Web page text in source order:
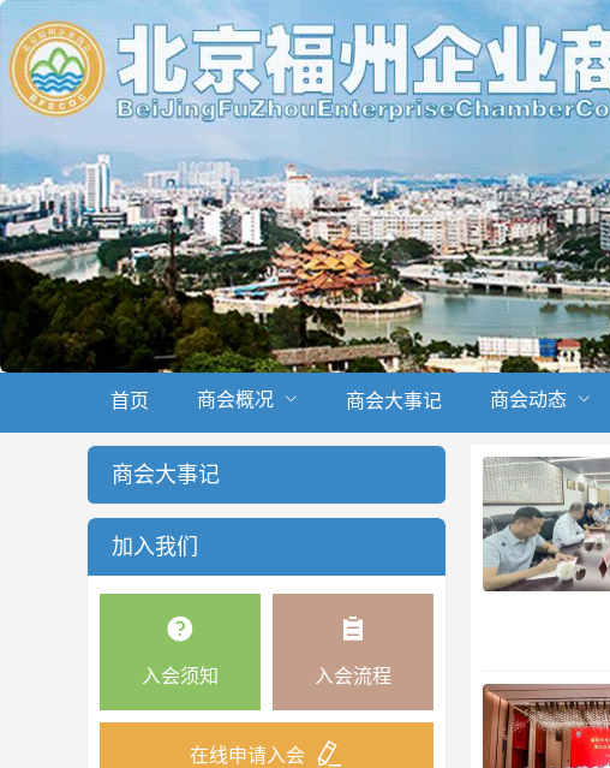
首页 商会概况 商会大事记 商会动态
商会大事记
加入我们
入会须知 入会流程
在线申请入会